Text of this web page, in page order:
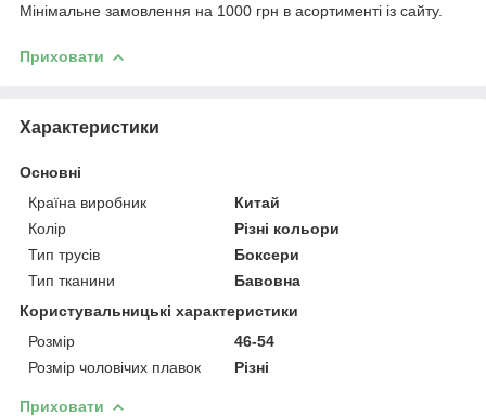
Мінімальне замовлення на 1000 грн в асортименті із сайту.
Приховати
Характеристики
Основні
Країна виробник
Китай
Колір
Різні кольори
Тип трусів
Боксери
Тип тканини
Бавовна
Користувальницькі характеристики
Розмір
46-54
Розмір чоловічих плавок
Різні
Приховати